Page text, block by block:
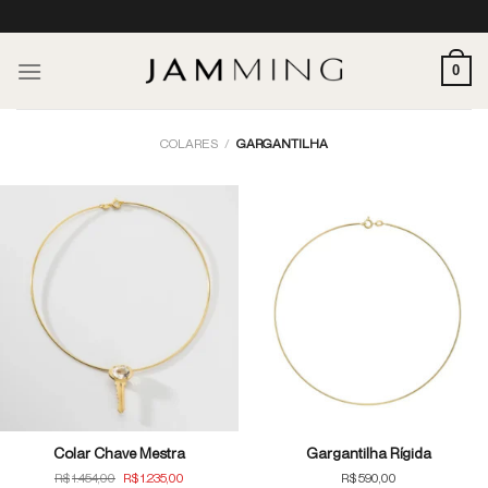
to
content
0
COLARES / GARGANTILHA
Colar Chave Mestra
R$1.454,00 O
R$1.235,00
Gargantilha Rígida
R$590,00